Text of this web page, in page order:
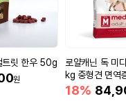
트릿 한우 50g
원
로얄캐닌 독 미
kg 중형견 면역
18%